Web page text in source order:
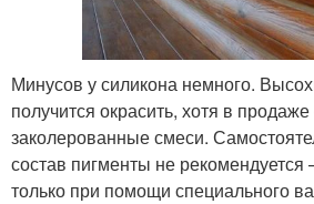
Минусов у силикона немного.
получится окрасить, хотя в
заколерованные смеси.
состав пигменты не рекомендуется
только при помощи специального